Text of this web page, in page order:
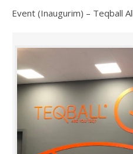
Event (Inaugurim) – Teqball